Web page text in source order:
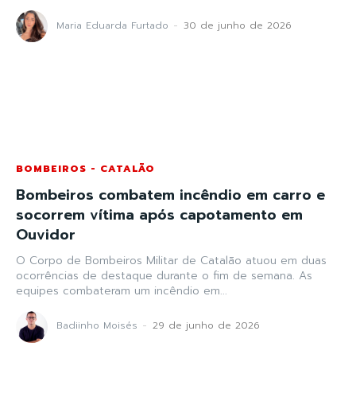
Maria Eduarda Furtado - 30 de junho de 2026
BOMBEIROS - CATALÃO
Bombeiros combatem incêndio em carro e
socorrem vítima após capotamento em
Ouvidor
O Corpo de Bombeiros Militar de Catalão atuou em duas
ocorrências de destaque durante o fim de semana. As
equipes combateram um incêndio em...
Badiinho Moisés - 29 de junho de 2026